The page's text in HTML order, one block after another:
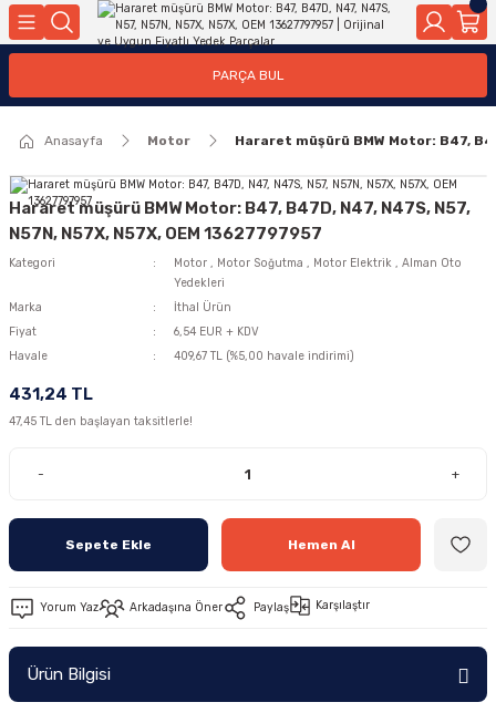
Geri Dön
Geri Dön
Geri Dön
Yakıt Pompası, Yakıt Hatları
Motor Elektrik
Ateşleme Buji Bobin Buji Kablosu
Geri Dön
Geri Dön
Geri Dön
Kollar
Geri Dön
Geri Dön
Ön Arka
Geri Dön
PARÇA BUL
Anasayfa Motor Hararet müşürü BMW Motor: B47,
Hararet müşürü BMW Motor: B47, B47D, N47, N47S, N57,
N57N, N57X, N57X, OEM 13627797957
Kategori Motor , Motor Soğutma , Motor Elektrik , Alman Oto
Yedekleri
Marka
İthal Ürün
Fiyat
6,54 EUR + KDV
Havale
409,67 TL (%5,00 havale indirimi)
431,24 TL
47,45 TL den başlayan taksitlerle!
- +
Sepete Ekle Hemen Al
Yorum Yaz Arkadaşına Öner Paylaş Karşılaştır
Ürün Bilgisi